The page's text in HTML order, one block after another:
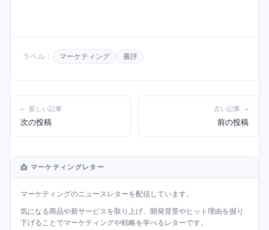
ラベル： マーケティング 書評
← 新しい記事
次の投稿
古い記事 →
前の投稿
📩 マーケティングレター
マーケティングのニュースレターを配信しています。
気になる商品や新サービスを取り上げ、開発背景やヒット理由を掘り
下げることでマーケティングや戦略を学べるレターです。